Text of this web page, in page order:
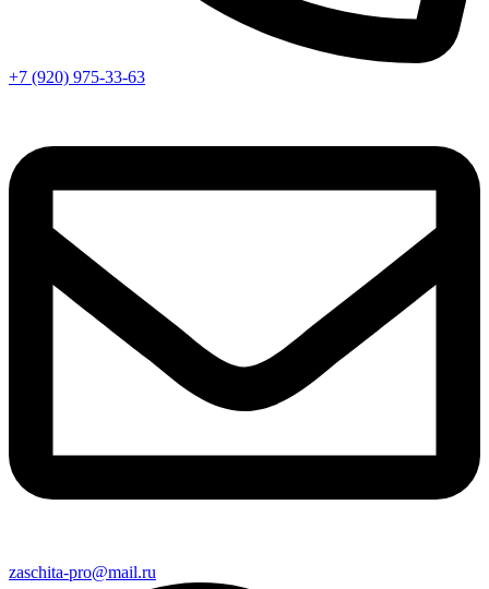
+7 (920) 975-33-63
zaschita-pro@mail.ru